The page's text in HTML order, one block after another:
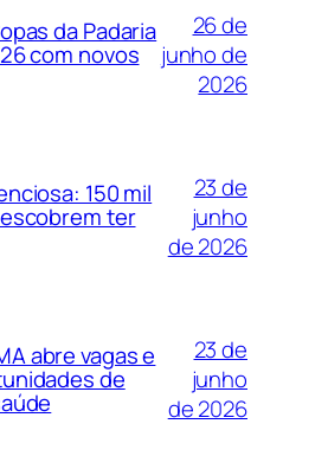
da Padaria
com novos
26 de
junho de
2026
150 mil
ter
23 de
junho
de 2026
abre vagas e
de
23 de
junho
de 2026